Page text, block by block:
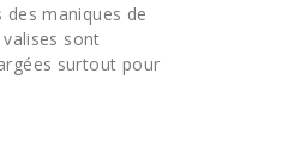
des maniques de
valises sont
surtout pour